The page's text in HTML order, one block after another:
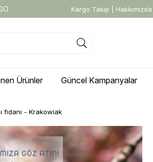
Kargo Takip Hakkımızda
Ürünler Güncel Kampanyalar
fidanı - Krakowiak